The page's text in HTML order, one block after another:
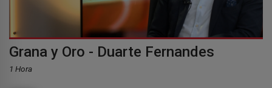
Grana y Oro - Duarte Fernandes
1 Hora